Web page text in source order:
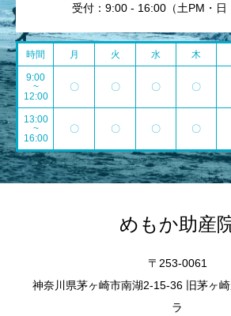
受付：9:00 - 16:00（土PM・日
時間 月 火 水 木
9:00
~
12:00
〇 〇 〇 〇
13:00
~
16:00
〇 〇 〇 〇
めもか助産
〒253-0061
神奈川県茅ヶ崎市南湖2-15-36 旧茅ヶ
ラ